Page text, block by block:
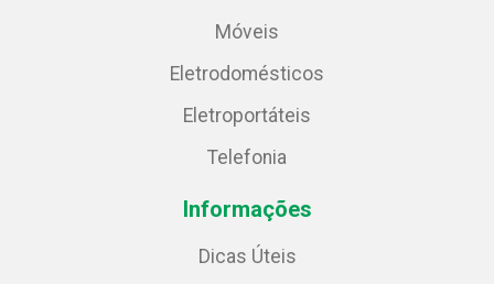
Móveis
Eletrodomésticos
Eletroportáteis
Telefonia
Informações
Dicas Úteis